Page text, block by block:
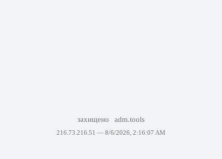
захищено adm.tools
216.73.216.51 — 8/6/2026, 2:16:07 AM